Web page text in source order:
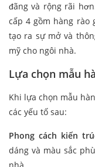
đãng và rộng rãi
cấp 4 gồm hàng rào
tạo ra sự mở và
mỹ cho ngôi nhà.
Lựa chọn mẫu
Khi lựa chọn mẫu
các yếu tố sau:
Phong cách kiến
dáng và màu sắc